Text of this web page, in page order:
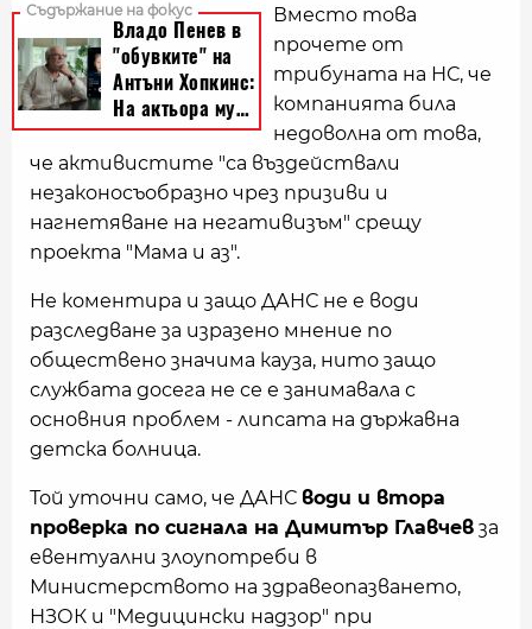
Вместо това
прочете от
трибуната на НС, че
компанията била
недоволна от това,
че активистите "са въздействали
незаконосъобразно чрез призиви и
нагнетяване на негативизъм" срещу
проекта "Мама и аз".
Не коментира и защо ДАНС не е води
разследване за изразено мнение по
обществено значима кауза, нито защо
службата досега не се е занимавала с
основния проблем - липсата на държавна
детска болница.
Той уточни само, че ДАНС води и втора
проверка по сигнала на Димитър Главчев за
евентуални злоупотреби в
Министерството на здравеопазването,
НЗОК и "Медицински надзор" при